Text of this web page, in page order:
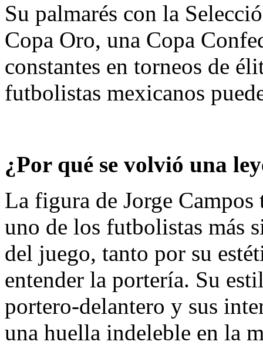
Su palmarés con la
Copa Oro, una Copa
constantes en torneos de
futbolistas mexicanos
¿Por qué se volvió una
La figura de Jorge Campos
uno de los futbolistas más
del juego, tanto por su
entender la portería. Su
portero‑delantero y sus
una huella indeleble en la